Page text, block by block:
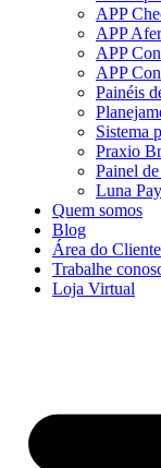
APP
APP
APP
APP
Painéis
Sistema
Praxio
Painel
Luna Pay
Quem somos
Blog
Área do Cliente
Trabalhe
Loja Virtual